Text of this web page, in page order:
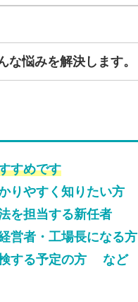
な悩みを解決します。
すめです
りやすく知りたい方
を担当する新任者
営者・工場長になる方
検する予定の方 など